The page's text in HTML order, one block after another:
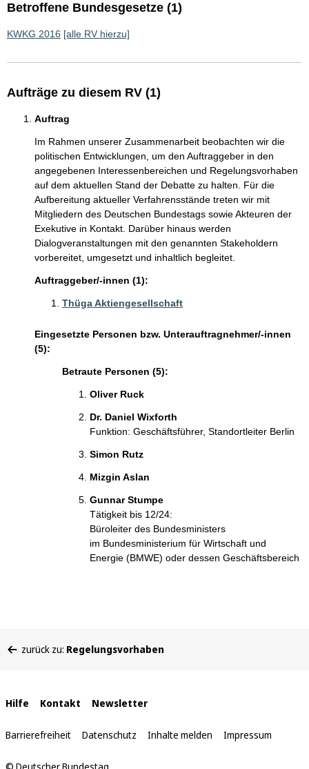
Betroffene Bundesgesetze (1)
KWKG 2016 [alle RV hierzu]
Aufträge zu diesem RV (1)
Auftrag
Im Rahmen unserer Zusammenarbeit beobachten wir die
politischen Entwicklungen, um den Auftraggeber in den
angegebenen Interessenbereichen und Regelungsvorhaben
auf dem aktuellen Stand der Debatte zu halten. Für die
Aufbereitung aktueller Verfahrensstände treten wir mit
Mitgliedern des Deutschen Bundestags sowie Akteuren der
Exekutive in Kontakt. Darüber hinaus werden
Dialogveranstaltungen mit den genannten Stakeholdern
vorbereitet, umgesetzt und inhaltlich begleitet.
Auftraggeber/-innen (1):
Thüga Aktiengesellschaft
Eingesetzte Personen bzw. Unterauftragnehmer/-innen
(5):
Betraute Personen (5):
Oliver Ruck
Dr. Daniel Wixforth
Funktion: Geschäftsführer, Standortleiter Berlin
Simon Rutz
Mizgin Aslan
Gunnar Stumpe
Tätigkeit bis 12/24:
Büroleiter des Bundesministers
im Bundesministerium für Wirtschaft und
Energie (BMWE) oder dessen Geschäftsbereich
befinden
zurück zu: Regelungsvorhaben
Interne
Links
Hilfe Kontakt Newsletter
Barrierefreiheit Datenschutz Inhalte melden Impressum